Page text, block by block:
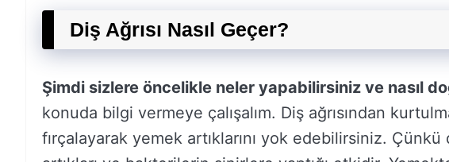
Diş Ağrısı Nasıl Geçer?
Şimdi sizlere öncelikle neler yapabilirsiniz ve nasıl
konuda bilgi vermeye çalışalım. Diş ağrısından
fırçalayarak yemek artıklarını yok edebilirsiniz. Çünkü